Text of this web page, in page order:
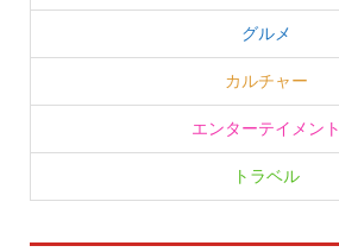
グルメ
カルチャー
エンターテイメント
トラベル